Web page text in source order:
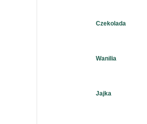
Czekolada
Wanilia
Jajka